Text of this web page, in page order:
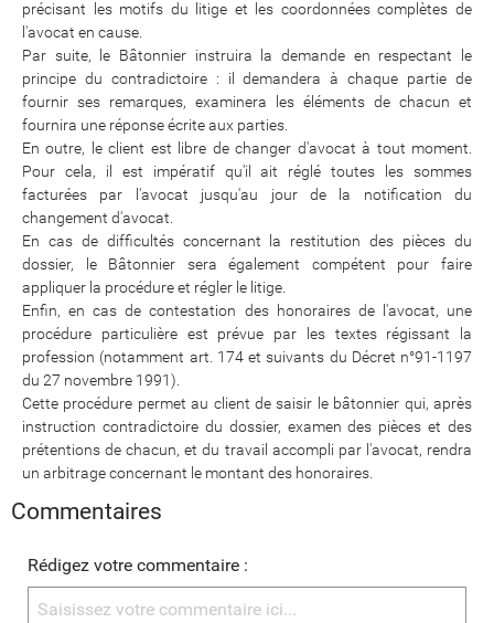
précisant les motifs du litige et les coordonnées complètes de
l'avocat en cause.
Par suite, le Bâtonnier instruira la demande en respectant le
principe du contradictoire : il demandera à chaque partie de
fournir ses remarques, examinera les éléments de chacun et
fournira une réponse écrite aux parties.
En outre, le client est libre de changer d'avocat à tout moment.
Pour cela, il est impératif qu'il ait réglé toutes les sommes
facturées par l'avocat jusqu'au jour de la notification du
changement d'avocat.
En cas de difficultés concernant la restitution des pièces du
dossier, le Bâtonnier sera également compétent pour faire
appliquer la procédure et régler le litige.
Enfin, en cas de contestation des honoraires de l'avocat, une
procédure particulière est prévue par les textes régissant la
profession (notamment art. 174 et suivants du Décret n°91-1197
du 27 novembre 1991).
Cette procédure permet au client de saisir le bâtonnier qui, après
instruction contradictoire du dossier, examen des pièces et des
prétentions de chacun, et du travail accompli par l'avocat, rendra
un arbitrage concernant le montant des honoraires.
Commentaires
Rédigez votre commentaire :